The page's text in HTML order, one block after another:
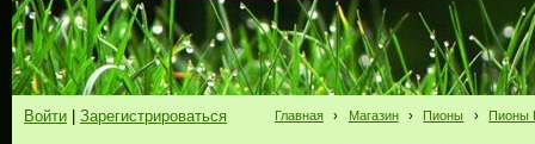
Войти Зарегистрироваться Главная › Магазин › Пионы › Пионы